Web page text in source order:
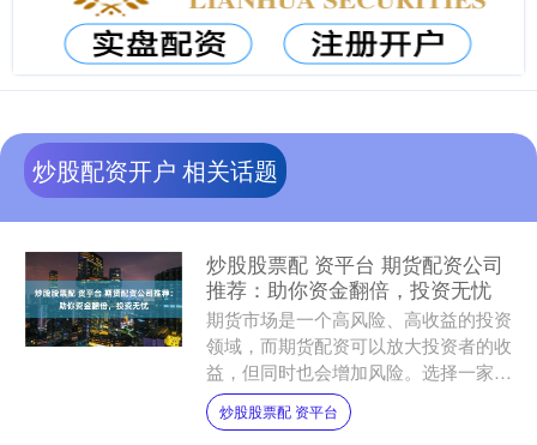
炒股配资开户 相关话题
炒股股票配 资平台 期货配资公司
推荐：助你资金翻倍，投资无忧
期货市场是一个高风险、高收益的投资
领域，而期货配资可以放大投资者的收
益，但同时也会增加风险。选择一家可
靠的期货配资公司至关重要，它可以帮
助投资者规避风险，实现资....
炒股股票配 资平台